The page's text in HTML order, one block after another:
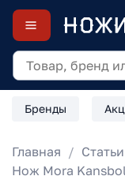
Бренды
Главная
Статьи
Нож Mora